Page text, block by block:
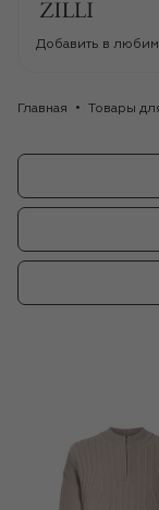
Добавить в
Главная Товары